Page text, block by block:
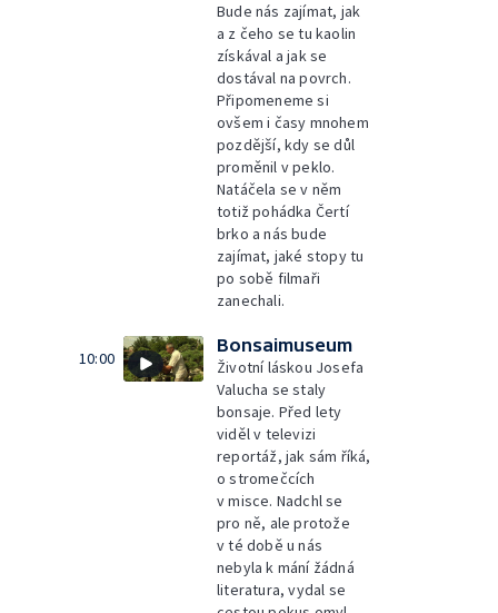
Bude nás zajímat, jak
a z čeho se tu kaolin
získával a jak se
dostával na povrch.
Připomeneme si
ovšem i časy mnohem
pozdější, kdy se důl
proměnil v peklo.
Natáčela se v něm
totiž pohádka Čertí
brko a nás bude
zajímat, jaké stopy tu
po sobě filmaři
zanechali.
10:00
Bonsaimuseum
Životní láskou Josefa
Valucha se staly
bonsaje. Před lety
viděl v televizi
reportáž, jak sám říká,
o stromečcích
v misce. Nadchl se
pro ně, ale protože
v té době u nás
nebyla k mání žádná
literatura, vydal se